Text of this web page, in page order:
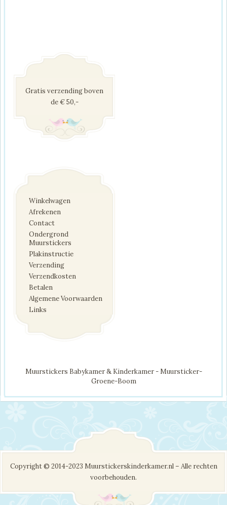
Gratis verzending boven
de € 50,-
Winkelwagen
Afrekenen
Contact
Ondergrond
Muurstickers
Plakinstructie
Verzending
Verzendkosten
Betalen
Algemene Voorwaarden
Links
Muurstickers Babykamer & Kinderkamer - Muursticker-
Groene-Boom
Copyright © 2014-2023 Muurstickerskinderkamer.nl – Alle rechten
voorbehouden.